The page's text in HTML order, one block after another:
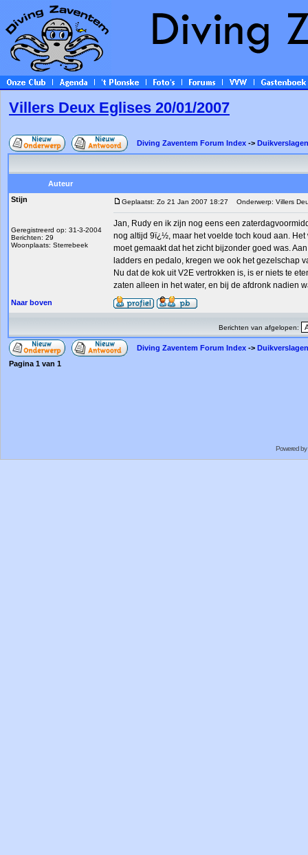
Villers Deux Eglises 20/01/2007
Diving Zaventem Forum Index ->
Auteur
Stijn
Geregistreerd op: 31-3-2004
Berichten: 29
Woonplaats: Sterrebeek
Geplaatst: Zo 21 Jan 2007 18:27 Onderwerp: Villers
Jan, Rudy en ik zijn nog eens een
nog altijd 9ï¿½, maar het voelde toch koud aan.
moet gemaakt dat het zicht bijzonder goed was.
ladders en pedalo, kregen we ook het gezelschap
Nu dat de kok uit V2E vertrokken is, is er niets te
zaten alleen in het water, en bij de afdronk nadien
Naar boven
Berichten van afgelopen:
Diving Zaventem Forum Index ->
Pagina 1 van 1
Powered by